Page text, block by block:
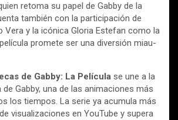
retoma su papel de Gabby de la
también con la participación de
Vera y la icónica Gloria Estefan como la
película promete ser una diversión miau-
de Gabby: La Película se une a la
Gabby, una de las animaciones más
los tiempos. La serie ya acumula más
visualizaciones en YouTube y supera